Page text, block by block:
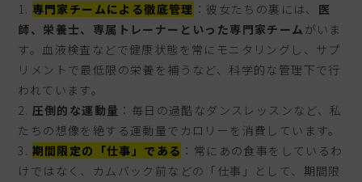
専門家チームによる徹底管理 ：彼女たちの裏には、 医
師、栄養士、専属トレーナーといった専門家チーム がいま
す。血液検査などで健康状態を常にモニタリングし、サプ
リメントで最低限の栄養を補うなど、科学的な管理下で行
われています。
圧倒的な運動量 ：毎日の過酷なダンスレッスンなど、私
たちの想像を絶する運動量でカロリーを消費しています。
期間限定の「仕事」である ：常にあの食事をしているわ
けではなく、カムバック前などの「仕事」として、期間限